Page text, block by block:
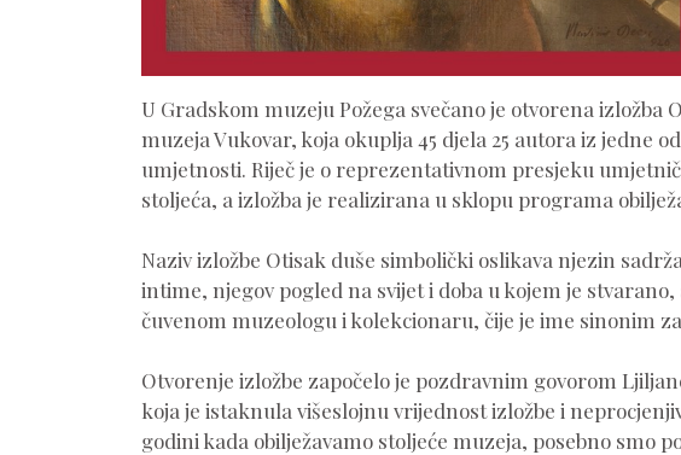
U Gradskom muzeju Požega svečano je otvorena
muzeja Vukovar, koja okuplja 45 djela 25 autora iz jedne
umjetnosti. Riječ je o reprezentativnom presjeku
stoljeća, a izložba je realizirana u sklopu programa
Naziv izložbe Otisak duše simbolički oslikava njezin
intime, njegov pogled na svijet i doba u kojem je
čuvenom muzeologu i kolekcionaru, čije je ime sinonim
Otvorenje izložbe započelo je pozdravnim govorom
koja je istaknula višeslojnu vrijednost izložbe i
godini kada obilježavamo stoljeće muzeja, posebno smo